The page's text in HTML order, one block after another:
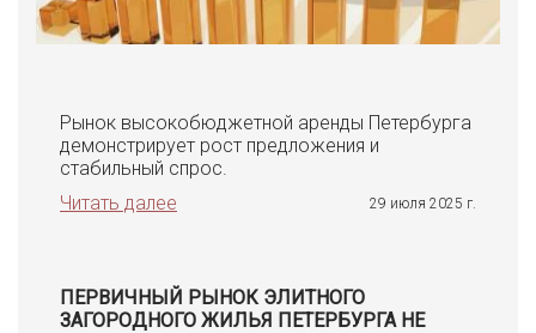
Рынок высокобюджетной аренды Петербурга
демонстрирует рост предложения и
стабильный спрос.
Читать далее
29 июля 2025 г.
ПЕРВИЧНЫЙ РЫНОК ЭЛИТНОГО
ЗАГОРОДНОГО ЖИЛЬЯ ПЕТЕРБУРГА НЕ